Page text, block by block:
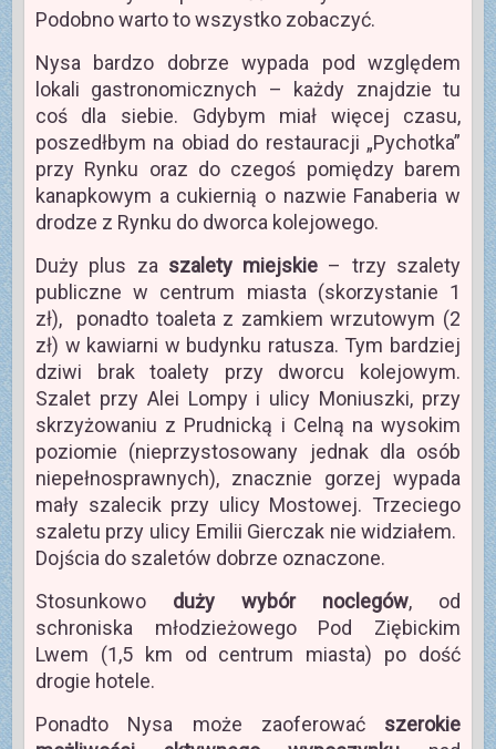
Podobno warto to wszystko zobaczyć.
Nysa bardzo dobrze wypada pod względem
lokali gastronomicznych – każdy znajdzie tu
coś dla siebie. Gdybym miał więcej czasu,
poszedłbym na obiad do restauracji „Pychotka”
przy Rynku oraz do czegoś pomiędzy barem
kanapkowym a cukiernią o nazwie Fanaberia w
drodze z Rynku do dworca kolejowego.
Duży plus zaszalety miejskie – trzy szalety
publiczne w centrum miasta (skorzystanie 1
zł), ponadto toaleta z zamkiem wrzutowym (2
zł) w kawiarni w budynku ratusza. Tym bardziej
dziwi brak toalety przy dworcu kolejowym.
Szalet przy Alei Lompy i ulicy Moniuszki, przy
skrzyżowaniu z Prudnicką i Celną na wysokim
poziomie (nieprzystosowany jednak dla osób
niepełnosprawnych), znacznie gorzej wypada
mały szalecik przy ulicy Mostowej. Trzeciego
szaletu przy ulicy Emilii Gierczak nie widziałem.
Dojścia do szaletów dobrze oznaczone.
Stosunkowo duży wybór noclegów, od
schroniska młodzieżowego Pod Ziębickim
Lwem (1,5 km od centrum miasta) po dość
drogie hotele.
Ponadto Nysa może zaoferować szerokie